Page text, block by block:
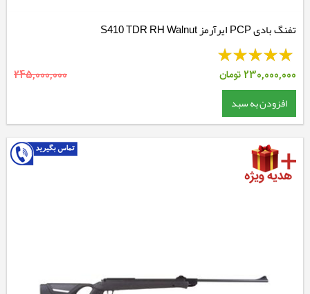
تفنگ بادی PCP ایرآرمز S410 TDR RH Walnut
230,000,000تومان 245,000,000
افزودن به سبد